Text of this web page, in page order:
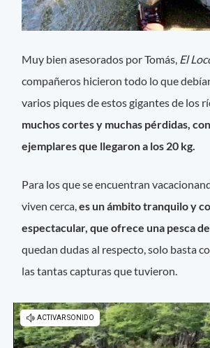
Muy bien asesorados por Tomás, El
compañeros hicieron todo lo que
varios piques de estos gigantes de los
muchos cortes y muchas pérdidas,
ejemplares que llegaron a los 20 kg.
Para los que se encuentran
viven cerca,es un ámbito tranquilo y
espectacular, que ofrece una pesca
quedan dudas al respecto, solo basta
las tantas capturas que tuvieron.